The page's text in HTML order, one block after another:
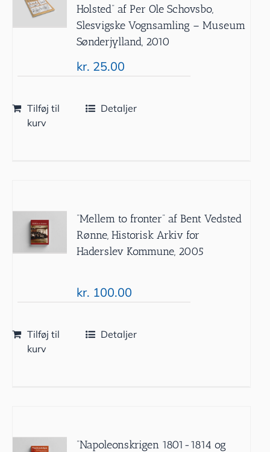
Holsted” af Per Ole Schovsbo,
Slesvigske Vognsamling – Museum
Sønderjylland, 2010
kr. 25.00
Tilføj til
kurv
Detaljer
”Mellem to fronter” af Bent Vedsted
Rønne, Historisk Arkiv for
Haderslev Kommune, 2005
kr. 100.00
Tilføj til
kurv
Detaljer
”Napoleonskrigen 1801-1814 og